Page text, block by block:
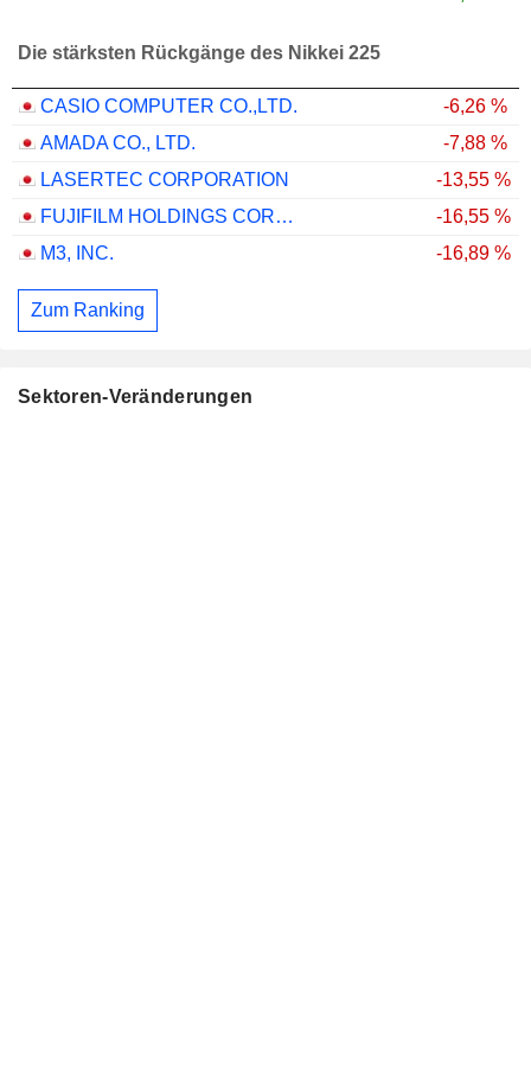
Die stärksten Rückgänge des Nikkei 225
CASIO COMPUTER CO.,LTD.
-6,26 %
AMADA CO., LTD.
-7,88 %
LASERTEC CORPORATION
-13,55 %
FUJIFILM HOLDINGS CORPORATION
-16,55 %
M3, INC.
-16,89 %
Zum Ranking
Sektoren-Veränderungen